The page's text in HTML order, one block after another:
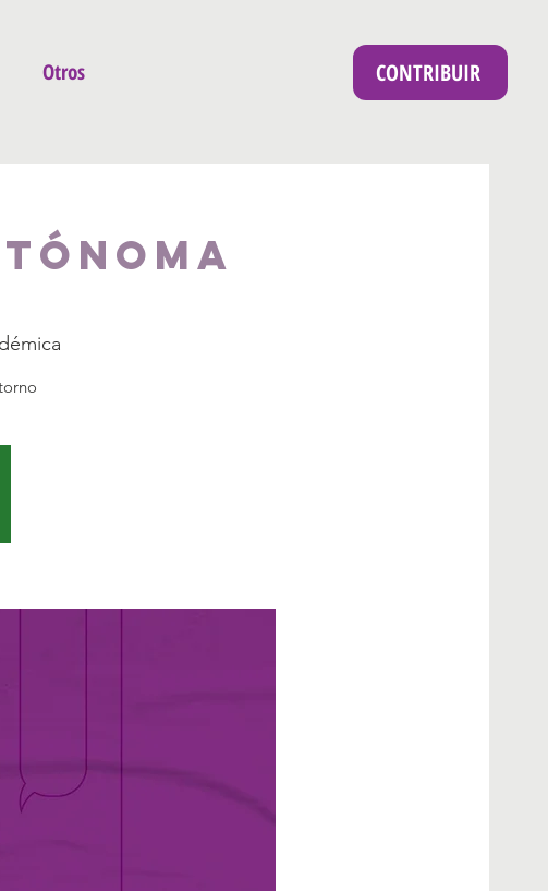
Otros CONTRIBUIR